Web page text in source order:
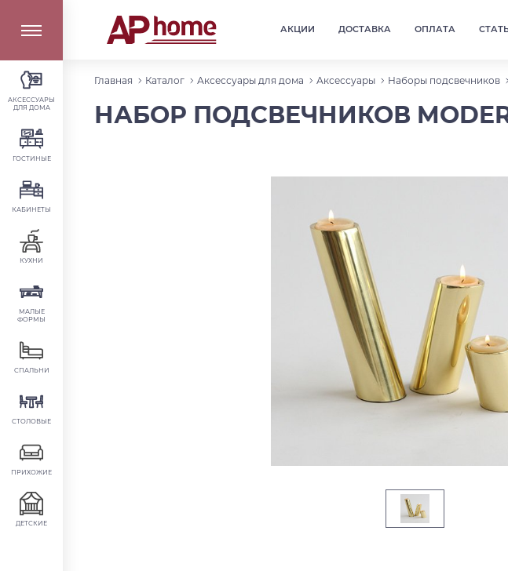
АКЦИИ ДОСТАВКА ОПЛАТА
АКСЕССУАРЫ
ДЛЯ ДОМА
ГОСТИНЫЕ
КАБИНЕТЫ
КУХНИ
МАЛЫЕ
ФОРМЫ
СПАЛЬНИ
СТОЛОВЫЕ
ПРИХОЖИЕ
ДЕТСКИЕ
Главная Каталог Аксессуары для дома Аксессуары Наборы подсвечников
НАБОР ПОДСВЕЧНИКОВ